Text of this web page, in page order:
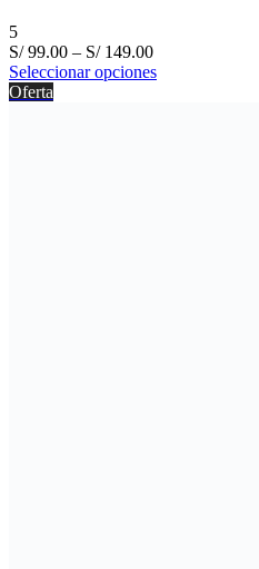
5
S/99.00 – S/149.00
Seleccionar opciones
Oferta